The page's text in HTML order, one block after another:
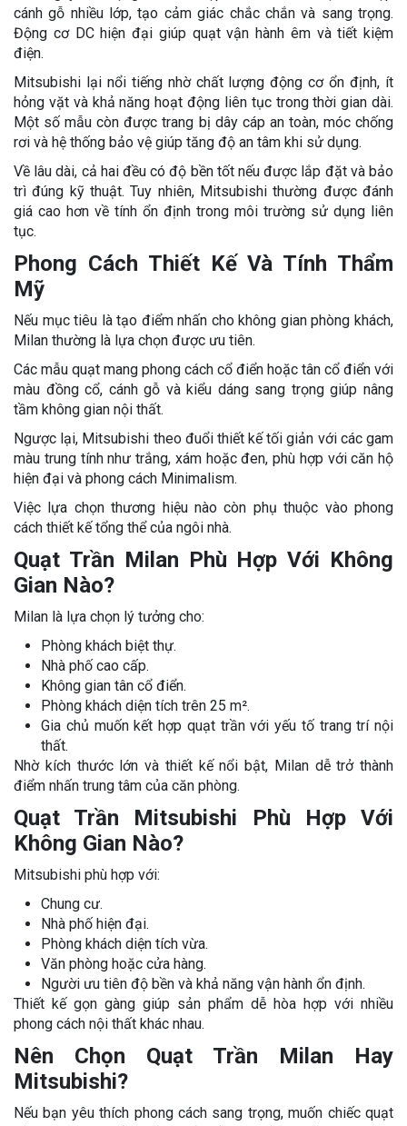
cánh gỗ nhiều lớp, tạo cảm giác chắc chắn và sang trọng.
Động cơ DC hiện đại giúp quạt vận hành êm và tiết kiệm
điện.
Mitsubishi lại nổi tiếng nhờ chất lượng động cơ ổn định, ít
hỏng vặt và khả năng hoạt động liên tục trong thời gian dài.
Một số mẫu còn được trang bị dây cáp an toàn, móc chống
rơi và hệ thống bảo vệ giúp tăng độ an tâm khi sử dụng.
Về lâu dài, cả hai đều có độ bền tốt nếu được lắp đặt và bảo
trì đúng kỹ thuật. Tuy nhiên, Mitsubishi thường được đánh
giá cao hơn về tính ổn định trong môi trường sử dụng liên
tục.
Phong Cách Thiết Kế Và Tính Thẩm
Mỹ
Nếu mục tiêu là tạo điểm nhấn cho không gian phòng khách,
Milan thường là lựa chọn được ưu tiên.
Các mẫu quạt mang phong cách cổ điển hoặc tân cổ điển với
màu đồng cổ, cánh gỗ và kiểu dáng sang trọng giúp nâng
tầm không gian nội thất.
Ngược lại, Mitsubishi theo đuổi thiết kế tối giản với các gam
màu trung tính như trắng, xám hoặc đen, phù hợp với căn hộ
hiện đại và phong cách Minimalism.
Việc lựa chọn thương hiệu nào còn phụ thuộc vào phong
cách thiết kế tổng thể của ngôi nhà.
Quạt Trần Milan Phù Hợp Với Không
Gian Nào?
Milan là lựa chọn lý tưởng cho:
Phòng khách biệt thự.
Nhà phố cao cấp.
Không gian tân cổ điển.
Phòng khách diện tích trên 25 m².
Gia chủ muốn kết hợp quạt trần với yếu tố trang trí nội
thất.
Nhờ kích thước lớn và thiết kế nổi bật, Milan dễ trở thành
điểm nhấn trung tâm của căn phòng.
Quạt Trần Mitsubishi Phù Hợp Với
Không Gian Nào?
Mitsubishi phù hợp với:
Chung cư.
Nhà phố hiện đại.
Phòng khách diện tích vừa.
Văn phòng hoặc cửa hàng.
Người ưu tiên độ bền và khả năng vận hành ổn định.
Thiết kế gọn gàng giúp sản phẩm dễ hòa hợp với nhiều
phong cách nội thất khác nhau.
Nên Chọn Quạt Trần Milan Hay
Mitsubishi?
Nếu bạn yêu thích phong cách sang trọng, muốn chiếc quạt